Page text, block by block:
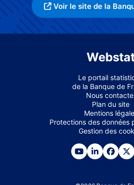
Voir le site de la
Le portail
de la Banque de
Nous
Plan du site
Mentions
Protections des données
Gestion des